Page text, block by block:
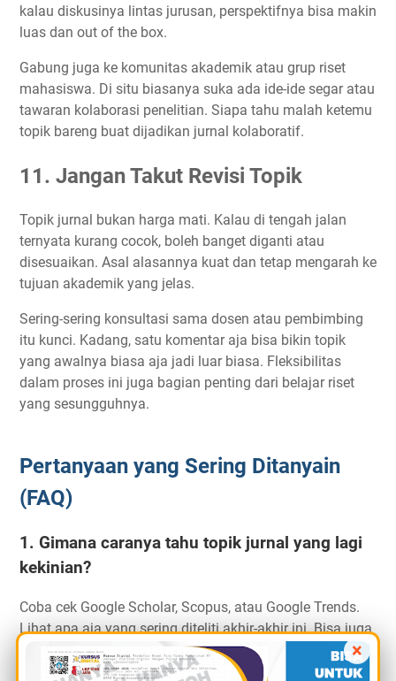
kalau diskusinya lintas jurusan, perspektifnya bisa makin
luas dan out of the box.
Gabung juga ke komunitas akademik atau grup riset
mahasiswa. Di situ biasanya suka ada ide-ide segar atau
tawaran kolaborasi penelitian. Siapa tahu malah ketemu
topik bareng buat dijadikan jurnal kolaboratif.
11. Jangan Takut Revisi Topik
Topik jurnal bukan harga mati. Kalau di tengah jalan
ternyata kurang cocok, boleh banget diganti atau
disesuaikan. Asal alasannya kuat dan tetap mengarah ke
tujuan akademik yang jelas.
Sering-sering konsultasi sama dosen atau pembimbing
itu kunci. Kadang, satu komentar aja bisa bikin topik
yang awalnya biasa aja jadi luar biasa. Fleksibilitas
dalam proses ini juga bagian penting dari belajar riset
yang sesungguhnya.
Pertanyaan yang Sering Ditanyain
(FAQ)
1. Gimana caranya tahu topik jurnal yang lagi
kekinian?
Coba cek Google Scholar, Scopus, atau Google Trends.
Lihat apa aja yang sering diteliti akhir-akhir ini. Bisa juga
pantau isu sosial dan teknologi yang lagi viral. Dari situ
bisa kelihatan tren yang bisa dijadiin topik jurnal.
×